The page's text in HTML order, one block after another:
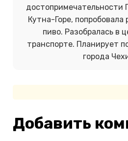
достопримечательности
Кутна-Горе, попробовала
пиво. Разобралась в
транспорте. Планирует
города
Добавить